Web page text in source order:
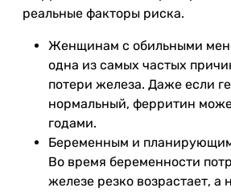
реальные факторы риска.
Женщинам с обильными
одна из самых частых
потери железа. Даже если
нормальный, ферритин
годами.
Беременным и
Во время беременности
железе резко возрастает, а